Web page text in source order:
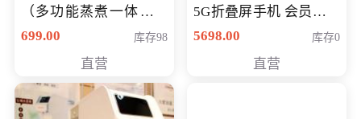
（多功能蒸煮一体锅）
（智能升降养生锅） 会
699.00 库存98
直营
5G折叠屏手机 会员专享
购买价格 4998元
5698.00 库存0
直营